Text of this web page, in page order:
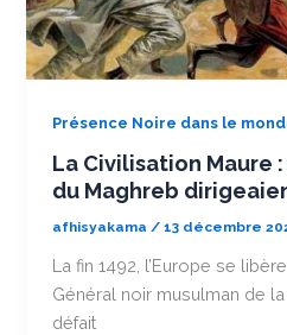
Présence Noire dans le
La Civilisation Maure
du Maghreb
afhisyakama/13 décembre
La fin 1492, l’Europe se
Général noir musulman de
défait